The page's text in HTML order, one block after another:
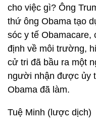
cho việc gì? Ông
thứ ông Obama tạo
sóc y tế Obamacare,
định về môi trường,
cử tri đã bầu ra một
người nhận được ủy
Obama đã làm.
Tuệ Minh (lược dịch)